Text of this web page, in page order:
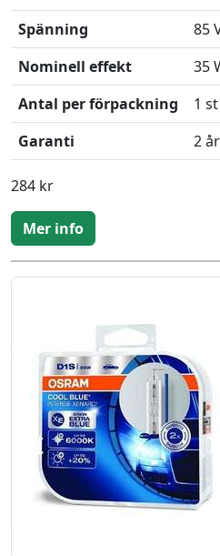
Spänning
85
Nominell effekt
35
Antal per förpackning
1 st
Garanti
2 år
284 kr
Mer info